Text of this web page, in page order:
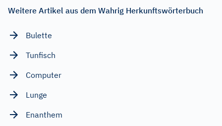
Weitere Artikel aus dem Wahrig Herkunftswörterbuch
Bulette
Tunfisch
Computer
Lunge
Enanthem